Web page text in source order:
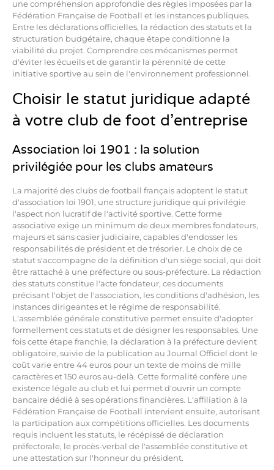
une compréhension approfondie des règles imposées par la
Fédération Française de Football et les instances publiques.
Entre les déclarations officielles, la rédaction des statuts et la
structuration budgétaire, chaque étape conditionne la
viabilité du projet. Comprendre ces mécanismes permet
d'éviter les écueils et de garantir la pérennité de cette
initiative sportive au sein de l'environnement professionnel.
Choisir le statut juridique adapté
à votre club de foot d'entreprise
Association loi 1901 : la solution
privilégiée pour les clubs amateurs
La majorité des clubs de football français adoptent le statut
d'association loi 1901, une structure juridique qui privilégie
l'aspect non lucratif de l'activité sportive. Cette forme
associative exige un minimum de deux membres fondateurs,
majeurs et sans casier judiciaire, capables d'endosser les
responsabilités de président et de trésorier. Le choix de ce
statut s'accompagne de la définition d'un siège social, qui doit
être rattaché à une préfecture ou sous-préfecture. La rédaction
des statuts constitue l'acte fondateur, ces documents
précisant l'objet de l'association, les conditions d'adhésion, les
instances dirigeantes et le régime de responsabilité.
L'assemblée générale constitutive permet ensuite d'adopter
formellement ces statuts et de désigner les responsables. Une
fois cette étape franchie, la déclaration à la préfecture devient
obligatoire, suivie de la publication au Journal Officiel dont le
coût varie entre 44 euros pour un texte de moins de mille
caractères et 150 euros au-delà. Cette formalité confère une
existence légale au club et lui permet d'ouvrir un compte
bancaire dédié à ses opérations financières. L'affiliation à la
Fédération Française de Football intervient ensuite, autorisant
la participation aux compétitions officielles. Les documents
requis incluent les statuts, le récépissé de déclaration
préfectorale, le procès-verbal de l'assemblée constitutive et
une attestation sur l'honneur du président.